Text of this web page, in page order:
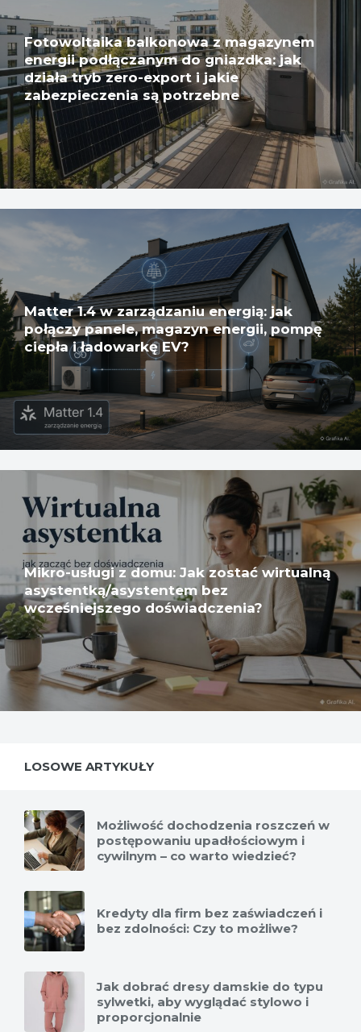
Fotowoltaika balkonowa z magazynem
energii podłączanym do gniazdka: jak
działa tryb zero-export i jakie
zabezpieczenia są potrzebne
Matter 1.4 w zarządzaniu energią: jak
połączy panele, magazyn energii, pompę
ciepła i ładowarkę EV?
Mikro-usługi z domu: Jak zostać wirtualną
asystentką/asystentem bez
wcześniejszego doświadczenia?
LOSOWE ARTYKUŁY
Możliwość dochodzenia roszczeń w
postępowaniu upadłościowym i
cywilnym – co warto wiedzieć?
Kredyty dla firm bez zaświadczeń i
bez zdolności: Czy to możliwe?
Jak dobrać dresy damskie do typu
sylwetki, aby wyglądać stylowo i
proporcjonalnie